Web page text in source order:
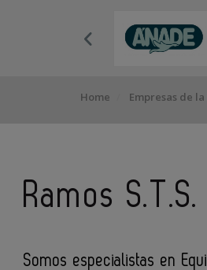
Home Empresas de
Ramos S.T.S.
Somos especialistas en